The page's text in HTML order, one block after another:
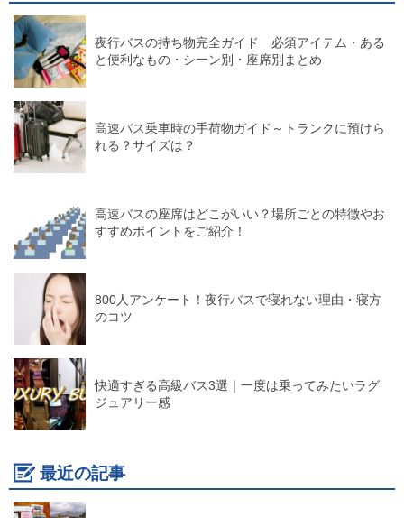
夜行バスの持ち物完全ガイド 必須アイテム・ある
と便利なもの・シーン別・座席別まとめ
高速バス乗車時の手荷物ガイド～トランクに預けら
れる？サイズは？
高速バスの座席はどこがいい？場所ごとの特徴やお
すすめポイントをご紹介！
800人アンケート！夜行バスで寝れない理由・寝方
のコツ
快適すぎる高級バス3選｜一度は乗ってみたいラグ
ジュアリー感
最近の記事